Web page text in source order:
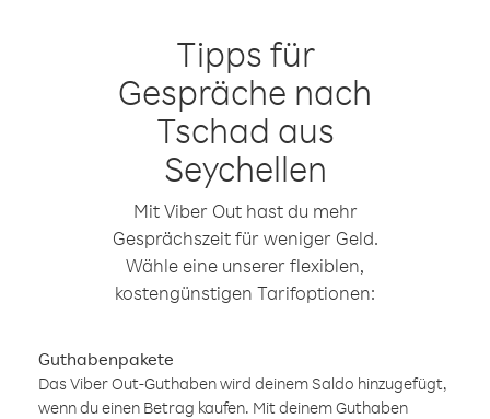
Tipps für
Gespräche nach
Tschad aus
Seychellen
Mit Viber Out hast du mehr
Gesprächszeit für weniger Geld.
Wähle eine unserer flexiblen,
kostengünstigen Tarifoptionen:
Guthabenpakete
Das Viber Out-Guthaben wird deinem Saldo hinzugefügt,
wenn du einen Betrag kaufen. Mit deinem Guthaben